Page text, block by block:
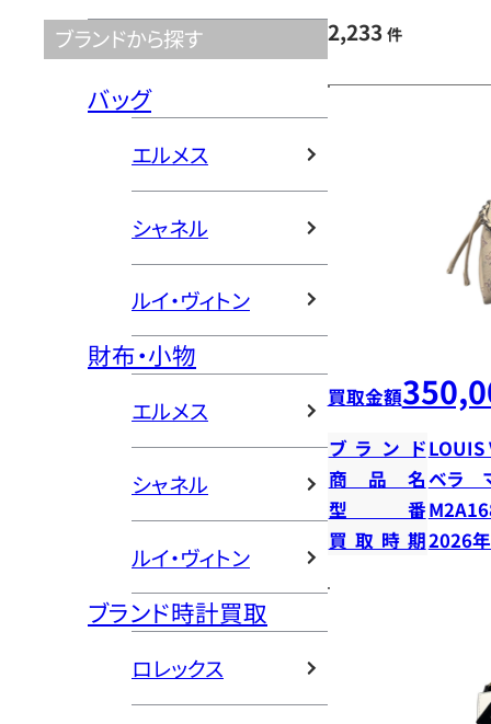
ブランドから探す
バッグ
エルメス
シャネル
ルイ・ヴィトン
財布・小物
エルメス
シャネル
ルイ・ヴィトン
ブランド時計買取
ロレックス
2,233 件
買取金額
ブランドLOUIS
商品名ベラ
型番
買取時期2026